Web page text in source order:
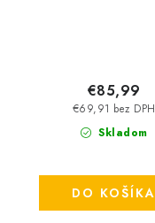
Skladom
€69,91 bez DPH
€85,99
DO KOŠÍKA